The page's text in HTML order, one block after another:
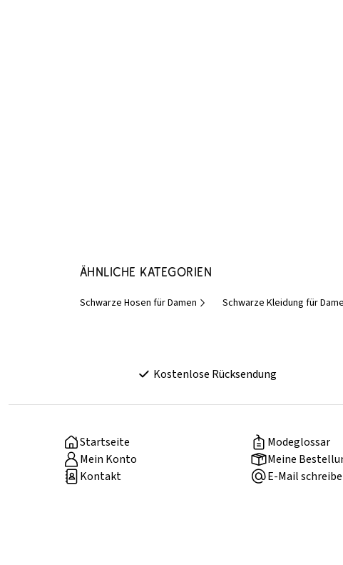
Ähnliche Kategorien
Schwarze Hosen für Damen Schwarze Kleidung für
Kostenlose Rücksendung
Startseite
Modeglossar
Mein Konto
Meine
Kontakt
E-Mail